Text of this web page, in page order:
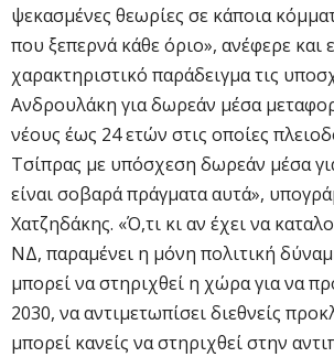
ψεκασμένες θεωρίες σε κάποια
που ξεπερνά κάθε όριο», ανέφερε και
χαρακτηριστικό παράδειγμα τις
Ανδρουλάκη για δωρεάν μέσα
νέους έως 24 ετών στις οποίες
Τσίπρας με υπόσχεση δωρεάν μέσα
είναι σοβαρά πράγματα αυτά»,
Χατζηδάκης. «Ό,τι κι αν έχει να
ΝΔ, παραμένει η μόνη πολιτική
μπορεί να στηριχθεί η χώρα για να
2030, να αντιμετωπίσει διεθνείς
μπορεί κανείς να στηριχθεί στην